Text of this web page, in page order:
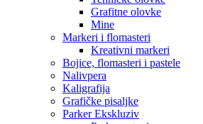
Grafitne olovke
Mine
Markeri i flomasteri
Kreativni markeri
Bojice, flomasteri i pastele
Nalivpera
Kaligrafija
Grafičke pisaljke
Parker Ekskluziv